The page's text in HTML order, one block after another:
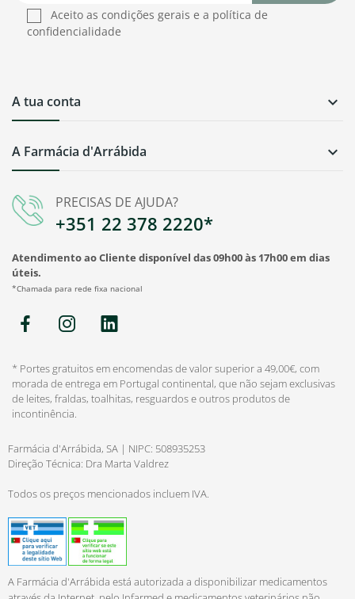
PRECISAS DE AJUDA?
+351 22 378 2220*
Atendimento ao Cliente disponível das 09h00 às 17h00 em dias
úteis.
*Chamada para rede fixa nacional
A Farmácia d'Arrábida 
A tua conta 
Aceito as condições gerais e a política de
confidencialidade
* Portes gratuitos em encomendas de valor superior a 49,00€, com
morada de entrega em Portugal continental, que não sejam exclusivas
de leites, fraldas, toalhitas, resguardos e outros produtos de
incontinência.
Farmácia d'Arrábida, SA | NIPC: 508935253
Direção Técnica: Dra Marta Valdrez
Todos os preços mencionados incluem IVA.
A Farmácia d'Arrábida está autorizada a disponibilizar medicamentos